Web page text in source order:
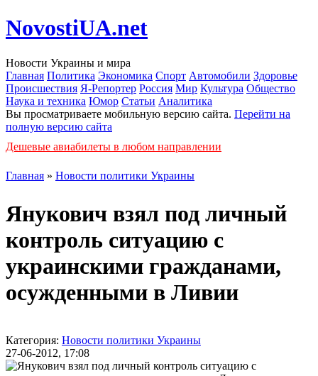
NovostiUA.net
Новости Украины и мира
Главная Политика Экономика Спорт Автомобили Здоровье
Происшествия Я-Репортер Россия Мир Культура Общество
Наука и техника Юмор Статьи Аналитика
Вы просматриваете мобильную версию сайта. Перейти на
полную версию сайта
Дешевые авиабилеты в любом направлении
Главная » Новости политики Украины
Янукович взял под личный
контроль ситуацию с
украинскими гражданами,
осужденными в Ливии
Категория: Новости политики Украины
27-06-2012, 17:08